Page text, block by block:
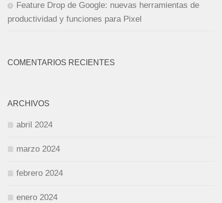
Feature Drop de Google: nuevas herramientas de
productividad y funciones para Pixel
COMENTARIOS RECIENTES
ARCHIVOS
abril 2024
marzo 2024
febrero 2024
enero 2024